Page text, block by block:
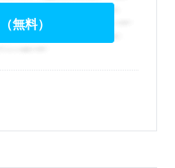
無料）